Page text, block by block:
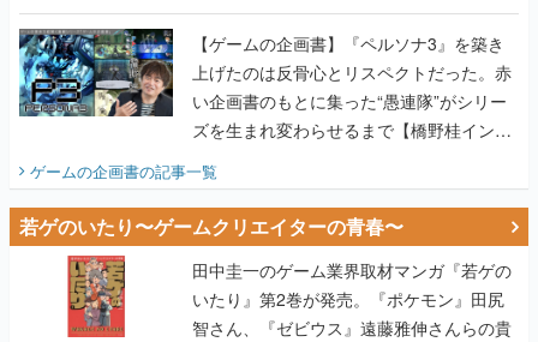
画書】
【ゲームの企画書】『ペルソナ3』を築き
上げたのは反骨心とリスペクトだった。赤
い企画書のもとに集った“愚連隊”がシリー
ズを生まれ変わらせるまで【橋野桂インタ
ビュー】
ゲームの企画書の記事一覧
若ゲのいたり〜ゲームクリエイターの青春〜
田中圭一のゲーム業界取材マンガ『若ゲの
いたり』第2巻が発売。『ポケモン』田尻
智さん、『ゼビウス』遠藤雅伸さんらの貴